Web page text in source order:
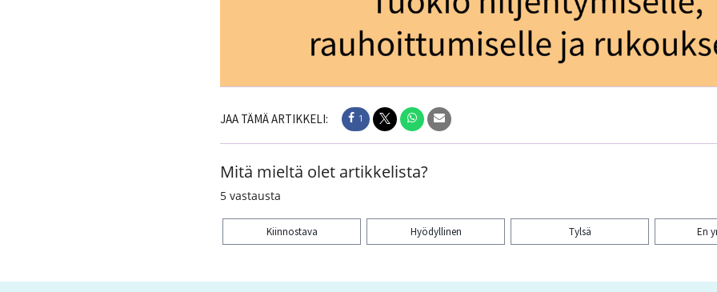
JAA TÄMÄ ARTIKKELI: 1
Mitä mieltä olet artikkelista?
5 vastausta
Kiinnostava Hyödyllinen Tylsä En